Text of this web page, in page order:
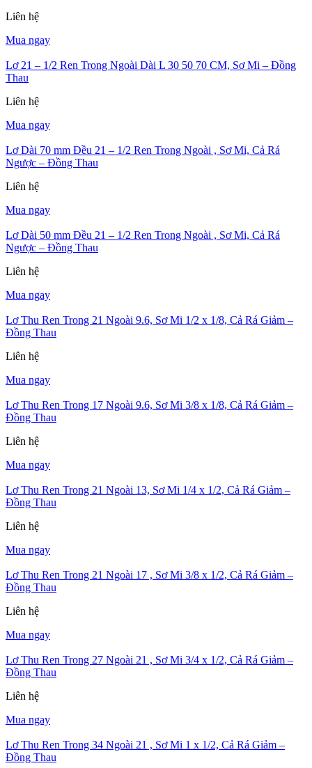
Liên hệ
Mua ngay
Lơ 21 – 1/2 Ren Trong Ngoài Dài L 30 50 70 CM, Sơ Mi – Đồng
Thau
Liên hệ
Mua ngay
Lơ Dài 70 mm Đều 21 – 1/2 Ren Trong Ngoài , Sơ Mi, Cả Rá
Ngược – Đồng Thau
Liên hệ
Mua ngay
Lơ Dài 50 mm Đều 21 – 1/2 Ren Trong Ngoài , Sơ Mi, Cả Rá
Ngược – Đồng Thau
Liên hệ
Mua ngay
Lơ Thu Ren Trong 21 Ngoài 9.6, Sơ Mi 1/2 x 1/8, Cả Rá Giảm –
Đồng Thau
Liên hệ
Mua ngay
Lơ Thu Ren Trong 17 Ngoài 9.6, Sơ Mi 3/8 x 1/8, Cả Rá Giảm –
Đồng Thau
Liên hệ
Mua ngay
Lơ Thu Ren Trong 21 Ngoài 13, Sơ Mi 1/4 x 1/2, Cả Rá Giảm –
Đồng Thau
Liên hệ
Mua ngay
Lơ Thu Ren Trong 21 Ngoài 17 , Sơ Mi 3/8 x 1/2, Cả Rá Giảm –
Đồng Thau
Liên hệ
Mua ngay
Lơ Thu Ren Trong 27 Ngoài 21 , Sơ Mi 3/4 x 1/2, Cả Rá Giảm –
Đồng Thau
Liên hệ
Mua ngay
Lơ Thu Ren Trong 34 Ngoài 21 , Sơ Mi 1 x 1/2, Cả Rá Giảm –
Đồng Thau